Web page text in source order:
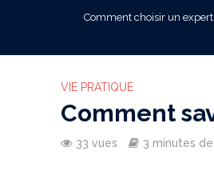
Comment choisir un
VIE PRATIQUE
Comment
33 vues 3 minutes